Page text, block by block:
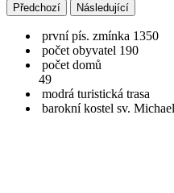
Předchozí Následující
první pís. zmínka 1350
počet obyvatel 190
počet domů
49
modrá turistická trasa
barokní kostel sv.